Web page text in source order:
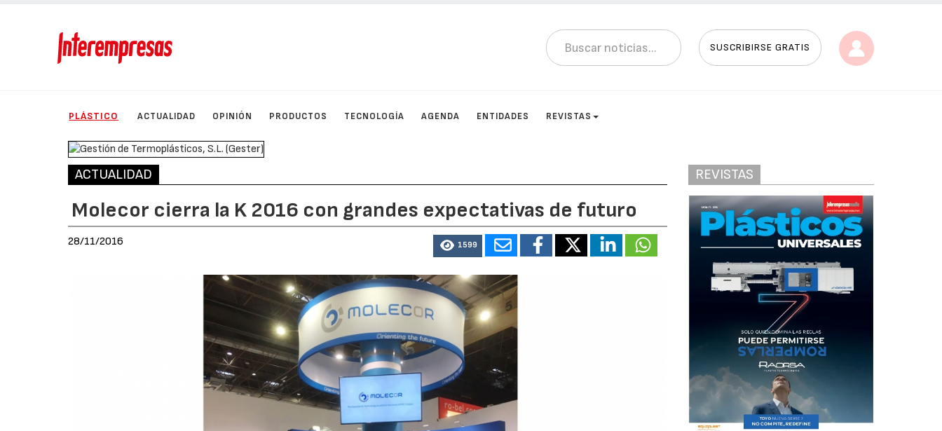
SUSCRIBIRSE GRATIS
PLÁSTICO ACTUALIDAD OPINIÓN PRODUCTOS TECNOLOGÍA AGENDA ENTIDADES REVISTAS
ACTUALIDAD
Molecor cierra la K 2016 con grandes expectativas de futuro
28/11/2016 1599
REVISTAS